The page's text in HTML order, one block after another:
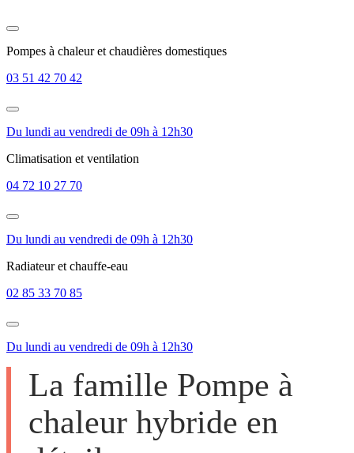
Pompes à chaleur et chaudières domestiques
03 51 42 70 42
Du lundi au vendredi de 09h à 12h30
Climatisation et ventilation
04 72 10 27 70
Du lundi au vendredi de 09h à 12h30
Radiateur et chauffe-eau
02 85 33 70 85
Du lundi au vendredi de 09h à 12h30
La famille Pompe à
chaleur hybride en